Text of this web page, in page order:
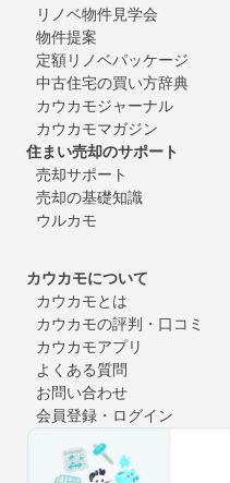
リノベ物件見学会
物件提案
定額リノベパッケージ
中古住宅の買い方辞典
カウカモジャーナル
カウカモマガジン
住まい売却のサポート
売却サポート
売却の基礎知識
ウルカモ
カウカモについて
カウカモとは
カウカモの評判・口コミ
カウカモアプリ
よくある質問
お問い合わせ
会員登録・ログイン